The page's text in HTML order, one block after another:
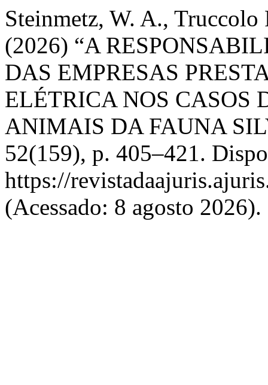
Steinmetz, W. A.,
(2026) “A
DAS EMPRESAS
ELÉTRICA NOS CASOS
ANIMAIS DA FAUNA
52(159), p. 405–421.
https://
(Acessado: 8 agosto 2026).